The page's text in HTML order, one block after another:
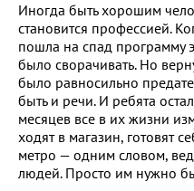
Иногда быть хорошим
становится профессией.
пошла на спад программу
было сворачивать. Но
было равносильно
быть и речи. И ребята
месяцев все в их жизни
ходят в магазин, готовят
метро — одним словом,
людей. Просто им нужно